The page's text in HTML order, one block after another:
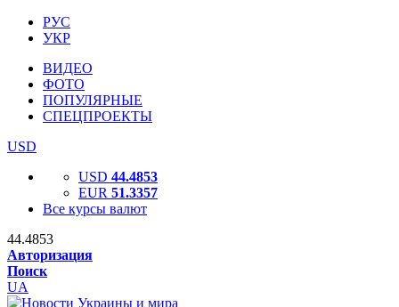
РУС
УКР
ВИДЕО
ФОТО
ПОПУЛЯРНЫЕ
СПЕЦПРОЕКТЫ
USD
USD 44.4853
EUR 51.3357
Все курсы валют
44.4853
Авторизация
Поиск
UA